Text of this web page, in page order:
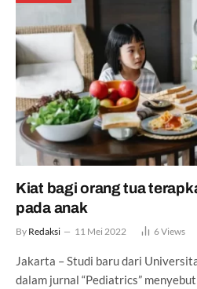
Kiat bagi orang tua
pada anak
By Redaksi 11 Mei 2022 6Views
Jakarta – Studi baru dari
dalam jurnal “Pediatrics”